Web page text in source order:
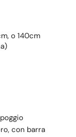
o 140cm
con barra